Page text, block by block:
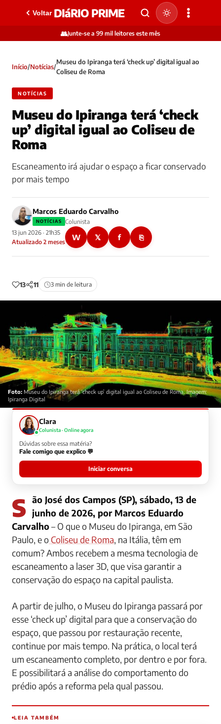
Voltar DIáRIO PRIME
👥Junte-se a 99 mil leitores este mês
Início/Notícias/
Museu do Ipiranga terá ‘check up’ digital igual ao
Coliseu de Roma
NOTÍCIAS
Museu do Ipiranga terá ‘check
up’ digital igual ao Coliseu de
Roma
Escaneamento irá ajudar o espaço a ficar conservado
por mais tempo
Marcos Eduardo Carvalho
NOTÍCIAS
Colunista
13 jun 2026 · 21h35
Atualizado 2 meses
W 𝕏 f ⎘
13 11 3 min de leitura
Foto: Museu do Ipiranga terá ‘check up’ digital igual ao Coliseu de Roma. Imagem:
Ipiranga Digital
Clara
Colunista · Online agora
Dúvidas sobre essa matéria?
Fale comigo que explico 💬
Iniciar conversa
São José dos Campos (SP), sábado, 13 de junho de 2026, por Marcos Eduardo
Carvalho– O que o Museu do Ipiranga, em São
Paulo, e o Coliseu de Roma, na Itália, têm em
comum? Ambos recebem a mesma tecnologia de
escaneamento a laser 3D, que visa garantir a
conservação do espaço na capital paulista.
A partir de julho, o Museu do Ipiranga passará por
esse ‘check up’ digital para que a conservação do
espaço, que passou por restauração recente,
continue por mais tempo. Na prática, o local terá
um escaneamento completo, por dentro e por fora.
E possibilitará a análise do comportamento do
prédio após a reforma pela qual passou.
LEIA TAMBÉM